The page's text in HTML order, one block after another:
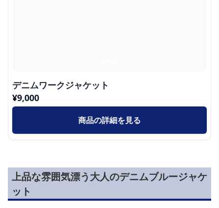
デニムワークジャケット
¥9,000
商品の詳細を見る
上品な雰囲気漂う大人のデニムブルージャケ
ット